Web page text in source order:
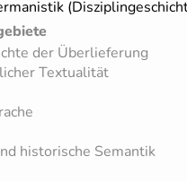
der Überlieferung
Textualität
historische Semantik